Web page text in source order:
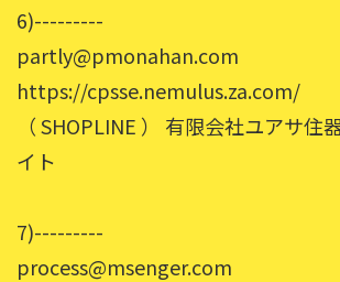
6)---------
partly@pmonahan.com
https://cpsse.nemulus.za.com/
（ SHOPLINE ） 有限会社ユアサ住
イト
7)---------
process@msenger.com